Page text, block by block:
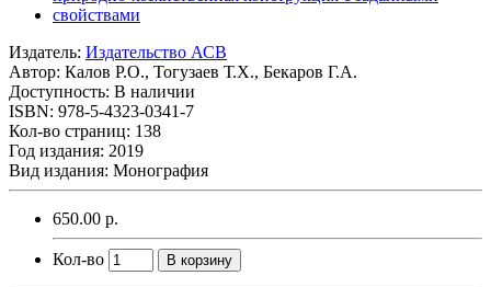
Издатель: Издательство АСВ
Автор: Калов Р.О., Тогузаев Т.Х., Бекаров Г.А.
Доступность: В наличии
ISBN: 978-5-4323-0341-7
Кол-во страниц: 138
Год издания: 2019
Вид издания: Монография
650.00 р.
Кол-во В корзину